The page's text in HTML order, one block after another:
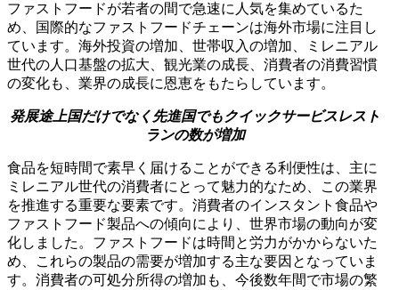
ファストフードが若者の間で急速に人気を集めているた
め、国際的なファストフードチェーンは海外市場に注目し
ています。海外投資の増加、世帯収入の増加、ミレニアル
世代の人口基盤の拡大、観光業の成長、消費者の消費習慣
の変化も、業界の成長に恩恵をもたらしています。
発展途上国だけでなく先進国でもクイックサービスレスト
ランの数が増加
食品を短時間で素早く届けることができる利便性は、主に
ミレニアル世代の消費者にとって魅力的なため、この業界
を推進する重要な要素です。消費者のインスタント食品や
ファストフード製品への傾向により、世界市場の動向が変
化しました。ファストフードは時間と労力がかからないた
め、これらの製品の需要が増加する主な要因となっていま
す。消費者の可処分所得の増加も、今後数年間で市場の繁